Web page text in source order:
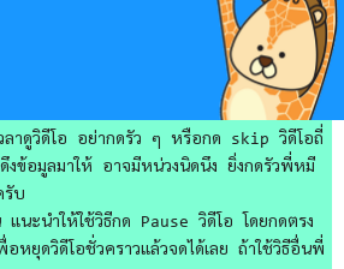
ลาดูวิดีโอ อย่ากดรัว ๆ หรือกด skip วิดีโอถี่
งข้อมูลมาให้ อาจมีหน่วงนิดนึง ยิ่งกดรัวพี่หมี
รับ
แนะนำให้ใช้วิธีกด Pause วิดีโอ โดยกดตรง
หยุดวิดีโอชั่วคราวแล้วจดได้เลย ถ้าใช้วิธีอื่นพี่